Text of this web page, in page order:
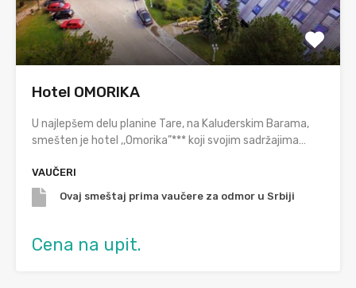
Hotel OMORIKA
U najlepšem delu planine Tare, na Kaluđerskim Barama,
smešten je hotel ,,Omorika”*** koji svojim sadržajima…
VAUČERI
Ovaj smeštaj prima vaučere za odmor u Srbiji
Cena na upit.